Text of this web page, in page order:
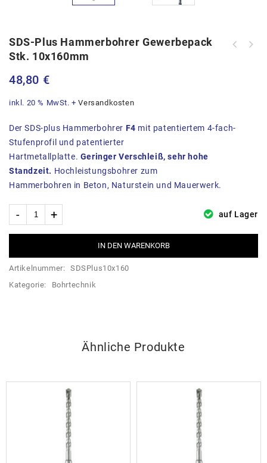
SDS-Plus Hammerbohrer Gewerbepack
Stk. 10x160mm
48,80 €
inkl. 20 % MwSt. +Versandkosten
Der SDS-plus Hammerbohrer F4 mit patentiertem 4-fach-
Stufenprofil und patentierter
Hartmetallplatte. Geringer Verschleiß, sehr hohe
Standzeit. Hochleistungsbohrer zum
Hammerbohren in Beton, Naturstein und Mauerwerk.
auf Lager
IN DEN WARENKORB
Artikelnummer: SDSPlus10x160
Kategorie:
Bohrtechnik
Ähnliche Produkte